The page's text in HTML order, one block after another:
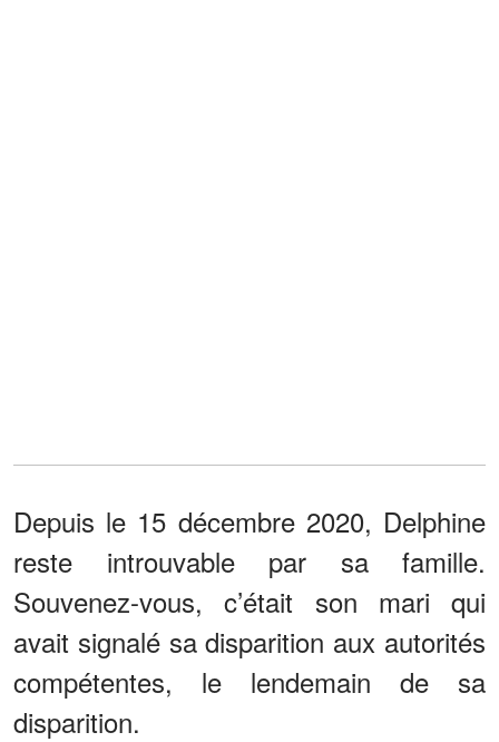
Depuis le 15 décembre 2020, Delphine
reste introuvable par sa famille.
Souvenez-vous, c’était son mari qui
avait signalé sa disparition aux autorités
compétentes, le lendemain de sa
disparition.